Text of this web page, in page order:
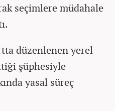
seçimlere müdahale
düzenlenen yerel
şüphesiyle
yasal süreç